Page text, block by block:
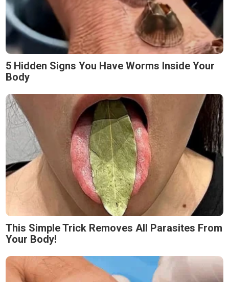
5 Hidden Signs You Have Worms Inside Your
Body
This Simple Trick Removes All Parasites From
Your Body!